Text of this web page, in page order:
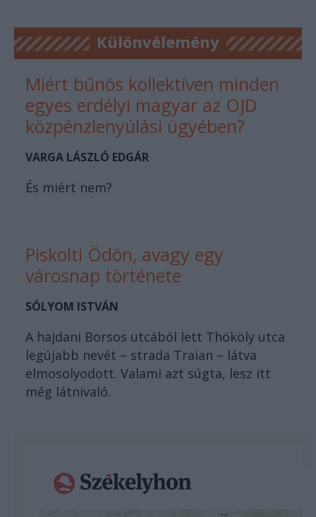
Különvélemény
Miért bűnös kollektíven minden
egyes erdélyi magyar az OJD
közpénzlenyúlási ügyében?
VARGA LÁSZLÓ EDGÁR
És miért nem?
Piskolti Ödön, avagy egy
városnap története
SÓLYOM ISTVÁN
A hajdani Borsos utcából lett Thököly utca
legújabb nevét – strada Traian – látva
elmosolyodott. Valami azt súgta, lesz itt
még látnivaló.